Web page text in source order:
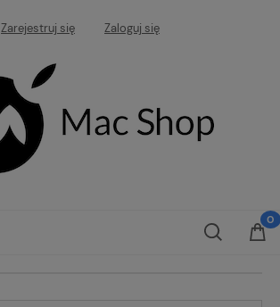
Zarejestruj się Zaloguj się